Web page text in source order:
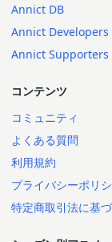
Annict DB
Annict Developers
Annict Supporters
コンテンツ
コミュニティ
よくある質問
利用規約
プライバシーポリ
特定商取引法に基